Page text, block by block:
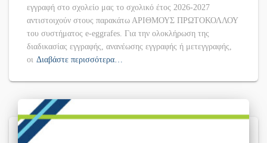
εγγραφή στο σχολείο μας το σχολικό έτος 2026-2027
αντιστοιχούν στους παρακάτω ΑΡΙΘΜΟΥΣ ΠΡΩΤΟΚΟΛΛΟΥ
του συστήματος e-eggrafes. Για την ολοκλήρωση της
διαδικασίας εγγραφής, ανανέωσης εγγραφής ή μετεγγραφής,
οι Διαβάστε περισσότερα…